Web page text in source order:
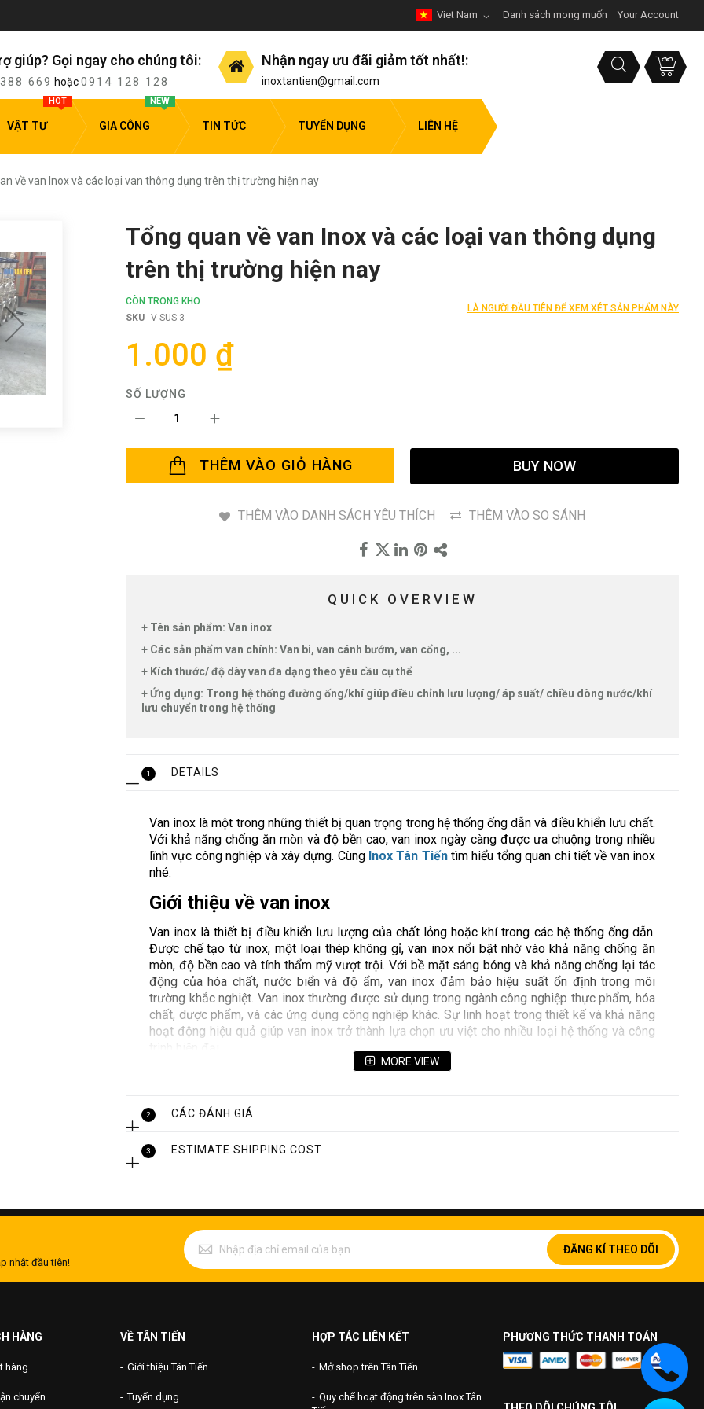
Danh sách mong muốn Your Account
Viet Nam
giúp? Gọi ngay cho chúng tôi:
669 hoặc0914 128 128
Nhận ngay ưu đãi giảm tốt nhất!:
inoxtantien@gmail.com
VẬT TƯ
HOT
GIA CÔNG
NEW
TIN TỨC TUYỂN DỤNG LIÊN HỆ
về van Inox và các loại van thông dụng trên thị trường hiện nay
Tổng quan về van Inox và các loại van thông dụng
trên thị trường hiện nay
CÒN TRONG KHO
SKU V-SUS-3
LÀ NGƯỜI ĐẦU TIÊN ĐỂ XEM XÉT SẢN PHẨM NÀY
1.000 ₫
SỐ LƯỢNG
THÊM VÀO GIỎ HÀNG BUY NOW
THÊM VÀO DANH SÁCH YÊU THÍCH THÊM VÀO SO SÁNH
QUICK OVERVIEW
+ Tên sản phẩm: Van inox
+ Các sản phẩm van chính: Van bi, van cánh bướm, van cổng, ...
+ Kích thước/ độ dày van đa dạng theo yêu cầu cụ thể
+ Ứng dụng: Trong hệ thống đường ống/khí giúp điều chỉnh lưu lượng/ áp suất/ chiều dòng nước/khí
lưu chuyển trong hệ thống
1 DETAILS
Van inox là một trong những thiết bị quan trọng trong hệ thống ống dẫn và điều khiển lưu chất.
Với khả năng chống ăn mòn và độ bền cao, van inox ngày càng được ưa chuộng trong nhiều
lĩnh vực công nghiệp và xây dựng. Cùng Inox Tân Tiếntìm hiểu tổng quan chi tiết về van inox
nhé.
Giới thiệu về van inox
Van inox là thiết bị điều khiển lưu lượng của chất lỏng hoặc khí trong các hệ thống ống dẫn.
Được chế tạo từ inox, một loại thép không gỉ, van inox nổi bật nhờ vào khả năng chống ăn
mòn, độ bền cao và tính thẩm mỹ vượt trội. Với bề mặt sáng bóng và khả năng chống lại tác
động của hóa chất, nước biển và độ ẩm, van inox đảm bảo hiệu suất ổn định trong môi
trường khắc nghiệt. Van inox thường được sử dụng trong ngành công nghiệp thực phẩm, hóa
chất, dược phẩm, và các ứng dụng công nghiệp khác. Sự linh hoạt trong thiết kế và khả năng
hoạt động hiệu quả giúp van inox trở thành lựa chọn ưu việt cho nhiều loại hệ thống và công
Tìm hiểu thêm về van inox ngay tại đây!
Cấu trúc và kết cấu của van inox
MORE VIEW
2 CÁC ĐÁNH GIÁ
3 ESTIMATE SHIPPING COST
nhật đầu tiên!
ĐĂNG KÍ THEO DÕI
HÀNG
hàng
chuyển
VỀ TÂN TIẾN
Giới thiệu Tân Tiến
Tuyển dụng
HỢP TÁC LIÊN KẾT
Mở shop trên Tân Tiến
Quy chế hoạt động trên sàn Inox Tân
PHƯƠNG THỨC THANH TOÁN